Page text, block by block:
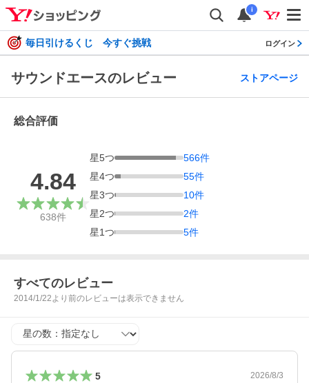
i
毎日引けるくじ 今すぐ挑戦 ログイン
サウンドエースのレビュー ストアページ
総合評価
4.84
638件
星5つ 566件
星4つ 55件
星3つ 10件
星2つ 2件
星1つ 5件
すべてのレビュー
2014/1/22より前のレビューは表示できません
星の数
5
2026/8/3